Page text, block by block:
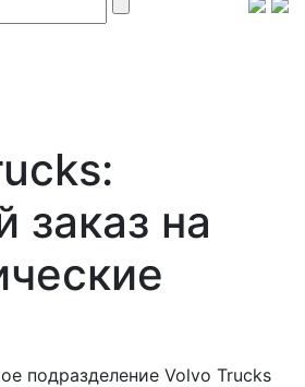
заказ на
подразделение Volvo Trucks